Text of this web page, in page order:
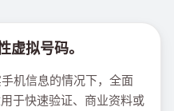
拟号码。
机信息的情况下，全面
于快速验证、商业资料或